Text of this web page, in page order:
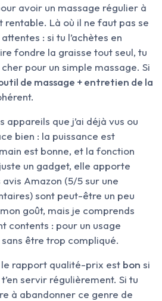
avoir un massage régulier à
rentable. Là où il ne faut pas se
: si tu l’achètes en
fondre la graisse tout seul, tu
pour un simple massage. Si
de massage + entretien de la
appareils que j’ai déjà vus ou
bien : la puissance est
est bonne, et la fonction
un gadget, elle apporte
Amazon (5/5 sur une
sont peut-être un peu
goût, mais je comprends
contents : pour un usage
être trop compliqué.
le rapport qualité-prix est bon si
servir régulièrement. Si tu
à abandonner ce genre de